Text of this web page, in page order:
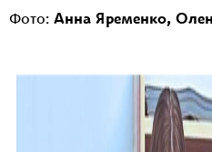
Фото: Анна Яременко,